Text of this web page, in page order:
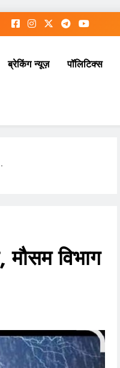
ब्रेकिंग न्यूज़ पॉलिटिक्स
मौसम विभाग